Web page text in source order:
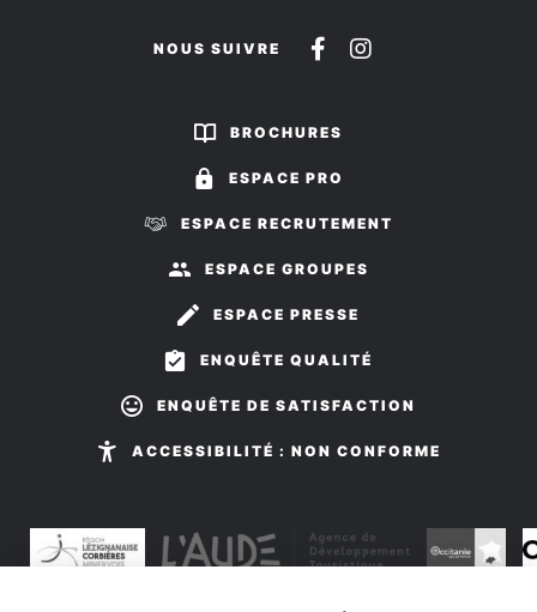
NOUS SUIVRE
Suivez-
sur
Suivez-
BROCHURES
ESPACE PRO
ESPACE RECRUTEMENT
ESPACE GROUPES
ESPACE PRESSE
ENQUÊTE QUALITÉ
ENQUÊTE DE SATISFACTION
ACCESSIBILITÉ : NON CONFORME